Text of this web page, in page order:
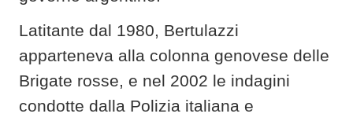
Latitante dal 1980, Bertulazzi
apparteneva alla colonna genovese delle
Brigate rosse, e nel 2002 le indagini
condotte dalla Polizia italiana e